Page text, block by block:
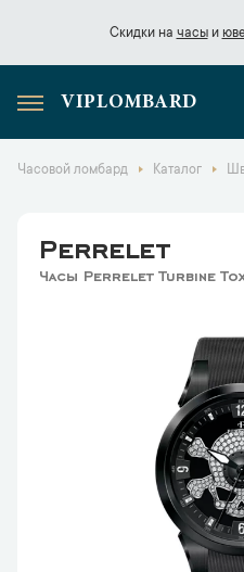
Скидки на часыи
Скидки начасы
VIPLOMBARD
Часовой ломбард Каталог
Perrelet
Часы Perrelet Turbine